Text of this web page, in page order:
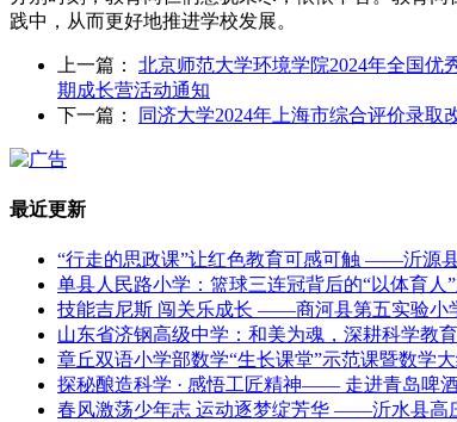
践中，从而更好地推进学校发展。
上一篇： 北京师范大学环境学院2024年全国优
期成长营活动通知
下一篇：
同济大学2024年上海市综合评价录取
最近更新
“行走的思政课”让红色教育可感可触 ——沂源
单县人民路小学：篮球三连冠背后的“以体育人
技能吉尼斯 闯关乐成长 ——商河县第五实验小
山东省济钢高级中学：和美为魂，深耕科学教育
章丘双语小学部数学“生长课堂”示范课暨数学
探秘酿造科学 · 感悟工匠精神—— 走进青岛啤
春风激荡少年志 运动逐梦绽芳华 ——沂水县高